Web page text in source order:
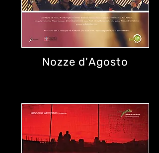
Nozze d'Agosto